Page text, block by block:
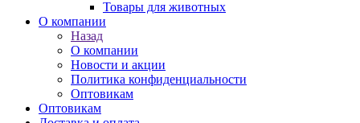
Товары для животных
О компании
Назад
О компании
Новости и акции
Политика конфиденциальности
Оптовикам
Оптовикам